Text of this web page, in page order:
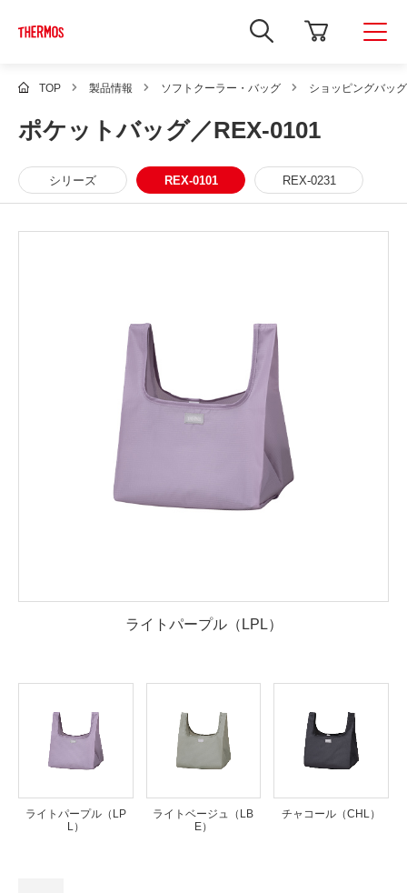
新
し
ィ
ン
ウ
で
サ
イ
ト
検
TOP 製品情報 ソフトクーラー・バッグ ショッピングバッグ
ポケットバッグ／REX-0101
シリーズ REX-0101 REX-0231
ライトパープル（LPL）
ライトパープル（LP
L）
ライトベージュ（LB
E）
チャコール（CHL）